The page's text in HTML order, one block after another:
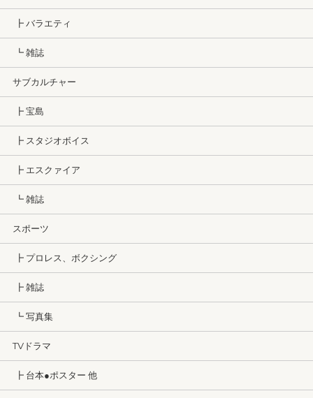
┣ バラエティ
┗ 雑誌
サブカルチャー
┣ 宝島
┣ スタジオボイス
┣ エスクァイア
┗ 雑誌
スポーツ
┣ プロレス、ボクシング
┣ 雑誌
┗ 写真集
TVドラマ
┣ 台本●ポスター 他